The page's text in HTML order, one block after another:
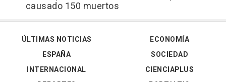
causado 150 muertos
ÚLTIMAS NOTICIAS
ESPAÑA
INTERNACIONAL
ECONOMÍA
SOCIEDAD
CIENCIAPLUS